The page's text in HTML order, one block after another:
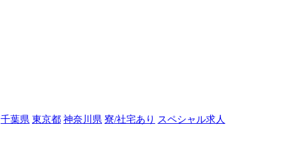
千葉県 東京都 神奈川県 寮/社宅あり スペシャル求人